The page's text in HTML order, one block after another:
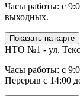
Часы работы: с
выходных.
Показать на карте
НТО №1 - ул.
Часы работы: с
Перерыв с 14:00